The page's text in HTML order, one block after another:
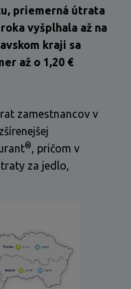
priemerná útrata
vyšplhala až na
kraji sa
až o 1,20 €
zamestnancov v
®, pričom v
za jedlo,